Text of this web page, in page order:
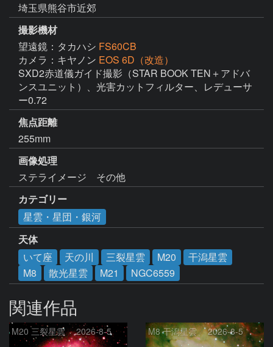
埼玉県熊谷市近郊
撮影機材
望遠鏡：タカハシ FS60CB
カメラ：キヤノン EOS 6D（改造）
SXD2赤道儀ガイド撮影（STAR BOOK TEN＋アドバ
ンスユニット）、光害カットフィルター、レデューサ
ー0.72
焦点距離
255mm
画像処理
ステライメージ　その他
カテゴリー
星雲・星団・銀河
天体
いて座
天の川 三裂星雲 M20
干潟星雲
M8
散光星雲 M21 NGC6559
関連作品
M20 三裂星雲 2026-8-5 M8 干潟星雲 2026-8-5